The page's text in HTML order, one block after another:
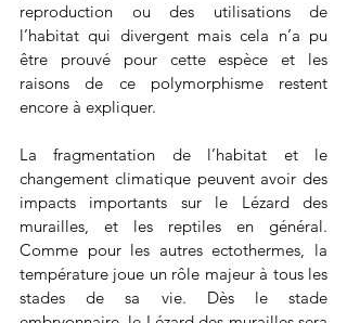
reproduction ou des utilisations de
l’habitat qui divergent mais cela n’a pu
être prouvé pour cette espèce et les
raisons de ce polymorphisme restent
encore à expliquer.
La fragmentation de l’habitat et le
changement climatique peuvent avoir des
impacts importants sur le Lézard des
murailles, et les reptiles en général.
Comme pour les autres ectothermes, la
température joue un rôle majeur à tous les
stades de sa vie. Dès le stade